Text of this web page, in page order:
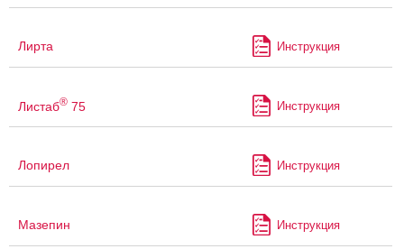
Лирта Инструкция
Листаб® 75 Инструкция
Лопирел Инструкция
Мазепин Инструкция